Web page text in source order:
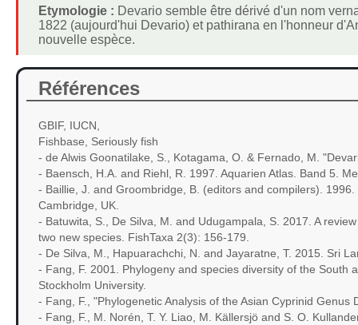
Etymologie : Devario semble être dérivé d'un nom
1822 (aujourd'hui Devario) et pathirana en l'honneur
nouvelle espèce.
Références
GBIF, IUCN,
Fishbase, Seriously fish
- de Alwis Goonatilake, S., Kotagama, O. & Fernado, M.
- Baensch, H.A. and Riehl, R. 1997. Aquarien Atlas. Band 5.
- Baillie, J. and Groombridge, B. (editors and compilers).
Cambridge, UK.
- Batuwita, S., De Silva, M. and Udugampala, S. 2017. A
two new species. FishTaxa 2(3): 156-179.
- De Silva, M., Hapuarachchi, N. and Jayaratne, T. 2015. Sri
- Fang, F. 2001. Phylogeny and species diversity of the South
Stockholm University.
- Fang, F., "Phylogenetic Analysis of the Asian Cyprinid
- Fang, F., M. Norén, T. Y. Liao, M. Källersjö and S. O.